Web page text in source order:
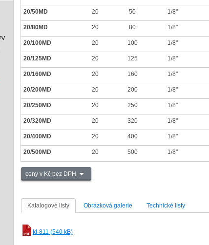
20/50MD 20 50 1/8"
20/80MD 20 80 1/8"
20/100MD 20 100 1/8"
20/125MD 20 125 1/8"
20/160MD 20 160 1/8"
20/200MD 20 200 1/8"
20/250MD 20 250 1/8"
20/320MD 20 320 1/8"
20/400MD 20 400 1/8"
20/500MD 20 500 1/8"
ceny v Kč bez DPH
Katalogové listy Obrázková galerie Technické listy
kl-811 (540 kB)